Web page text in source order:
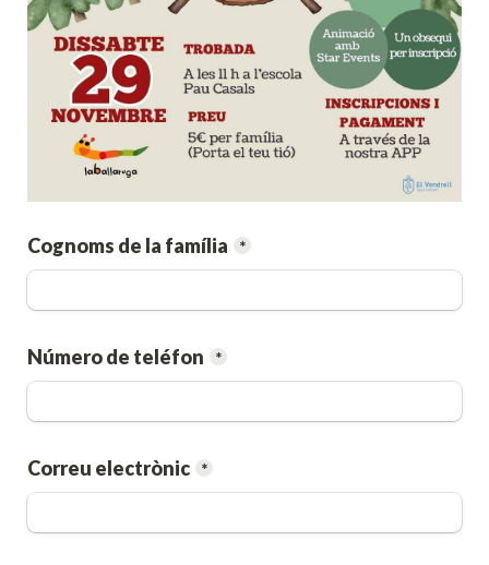
Cognoms de la família *
Número de teléfon *
Correu electrònic *